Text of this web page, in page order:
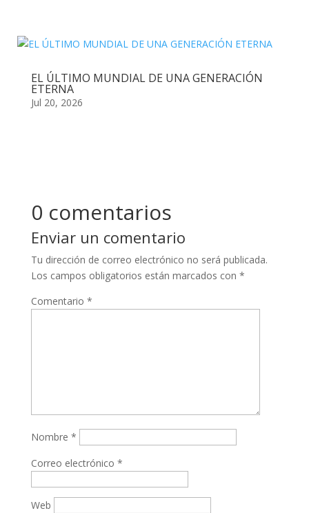
EL ÚLTIMO MUNDIAL DE UNA GENERACIÓN
ETERNA
Jul 20, 2026
0 comentarios
Enviar un comentario
Tu dirección de correo electrónico no será publicada.
Los campos obligatorios están marcados con *
Comentario *
Nombre *
Correo electrónico *
Web